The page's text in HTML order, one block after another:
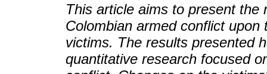
This article aims to present the
Colombian armed conflict
victims. The results presented
quantitative research focused